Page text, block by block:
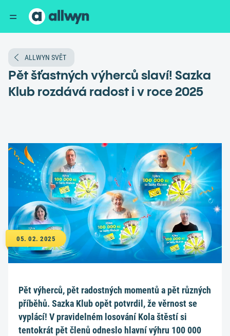
ALLWYN SVĚT
Pět šťastných výherců slaví! Sazka
Klub rozdává radost i v roce 2025
05. 02. 2025
Pět výherců, pět radostných momentů a pět různých
příběhů. Sazka Klub opět potvrdil, že věrnost se
vyplácí! V pravidelném losování Kola štěstí si
tentokrát pět členů odneslo hlavní výhru 100 000